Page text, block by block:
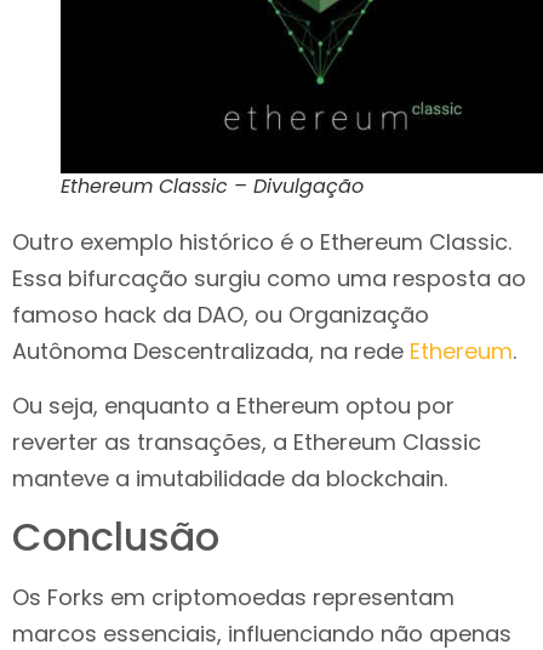
Ethereum Classic – Divulgação
Outro exemplo histórico é o Ethereum Classic.
Essa bifurcação surgiu como uma resposta ao
famoso hack da DAO, ou Organização
Autônoma Descentralizada, na rede Ethereum.
Ou seja, enquanto a Ethereum optou por
reverter as transações, a Ethereum Classic
manteve a imutabilidade da blockchain.
Conclusão
Os Forks em criptomoedas representam
marcos essenciais, influenciando não apenas